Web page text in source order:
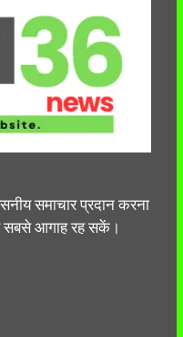
समाचार प्रदान करना
सबसे आगाह रह सकें।